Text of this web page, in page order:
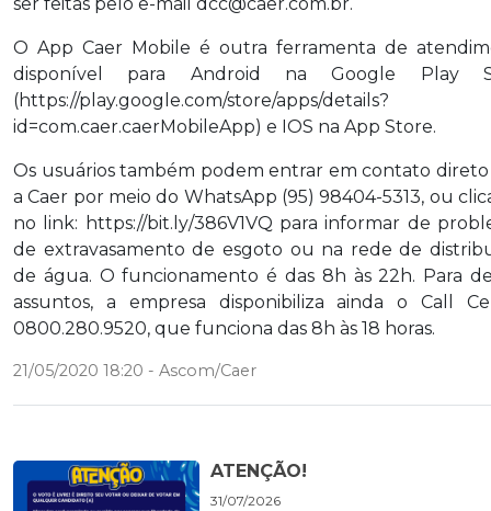
O App Caer Mobile é outra ferramenta de
disponível para Android na Google Play
(https://play.google.com/store/apps/details?
id=com.caer.caerMobileApp) e IOS na App Store.
Os usuários também podem entrar em contato
a Caer por meio do WhatsApp (95) 98404-5313, ou
no link: https://bit.ly/386V1VQ para informar de
de extravasamento de esgoto ou na rede de
de água. O funcionamento é das 8h às 22h. Para
assuntos, a empresa disponibiliza ainda o Call
0800.280.9520, que funciona das 8h às 18 horas.
21/05/2020 18:20 - Ascom/Caer
ATENÇÃO!
31/07/2026